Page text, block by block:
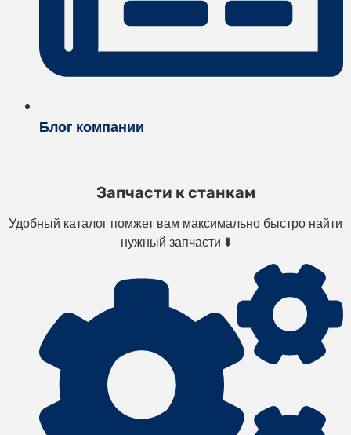
Блог компании
Запчасти к станкам
Удобный каталог помжет вам максимально быстро найти
нужный запчасти ⬇️